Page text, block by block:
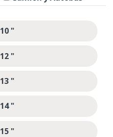
10 "
12 "
13 "
14 "
15 "